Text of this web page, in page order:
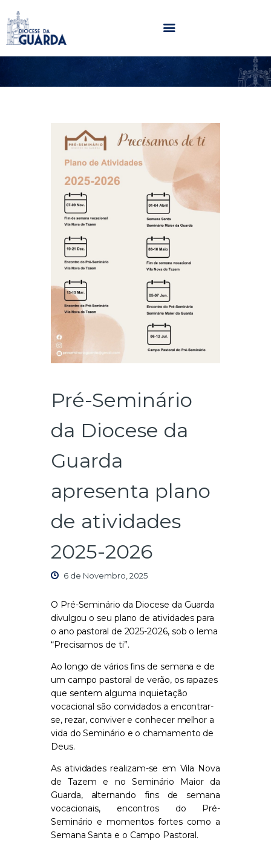
HOME
PARÓQUIAS
NOTÍCIAS
MULTIMÉDIA
SENTIR COM A IGREJA
CONTACTOS
Pré-Seminário
da Diocese da
Guarda
apresenta plano
de atividades
2025-2026
6 de Novembro, 2025
O Pré-Seminário da Diocese da Guarda
divulgou o seu plano de atividades para
o ano pastoral de 2025-2026, sob o lema
“Precisamos de ti”.
Ao longo de vários fins de semana e de
um campo pastoral de verão, os rapazes
que sentem alguma inquietação
vocacional são convidados a encontrar-
se, rezar, conviver e conhecer melhor a
vida do Seminário e o chamamento de
Deus.
As atividades realizam-se em Vila Nova
de Tazem e no Seminário Maior da
Guarda, alternando fins de semana
vocacionais, encontros do Pré-
Seminário e momentos fortes como a
Semana Santa e o Campo Pastoral.